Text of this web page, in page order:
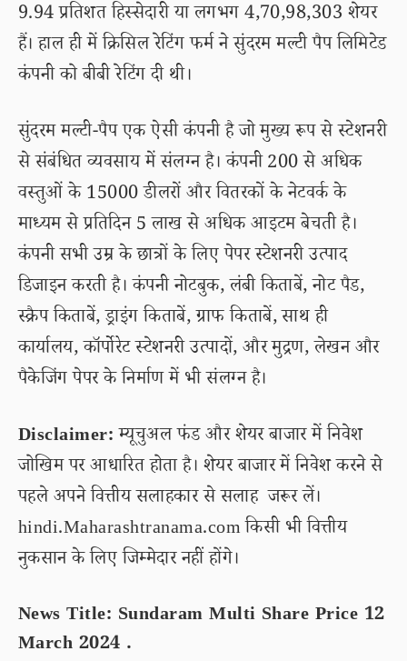
9.94 प्रतिशत हिस्सेदारी या लगभग 4,70,98,303 शेयर
हैं। हाल ही में क्रिसिल रेटिंग फर्म ने सुंदरम मल्टी पैप लिमिटेड
कंपनी को बीबी रेटिंग दी थी।
सुंदरम मल्टी-पैप एक ऐसी कंपनी है जो मुख्य रूप से स्टेशनरी
से संबंधित व्यवसाय में संलग्न है। कंपनी 200 से अधिक
वस्तुओं के 15000 डीलरों और वितरकों के नेटवर्क के
माध्यम से प्रतिदिन 5 लाख से अधिक आइटम बेचती है।
कंपनी सभी उम्र के छात्रों के लिए पेपर स्टेशनरी उत्पाद
डिजाइन करती है। कंपनी नोटबुक, लंबी किताबें, नोट पैड,
स्क्रैप किताबें, ड्राइंग किताबें, ग्राफ किताबें, साथ ही
कार्यालय, कॉर्पोरेट स्टेशनरी उत्पादों, और मुद्रण, लेखन और
पैकेजिंग पेपर के निर्माण में भी संलग्न है।
Disclaimer:म्यूचुअल फंड और शेयर बाजार में निवेश
जोखिम पर आधारित होता है। शेयर बाजार में निवेश करने से
पहले अपने वित्तीय सलाहकार से सलाह जरूर लें।
hindi.Maharashtranama.com किसी भी वित्तीय
नुकसान के लिए जिम्मेदार नहीं होंगे।
News Title: Sundaram Multi Share Price 12
March 2024 .